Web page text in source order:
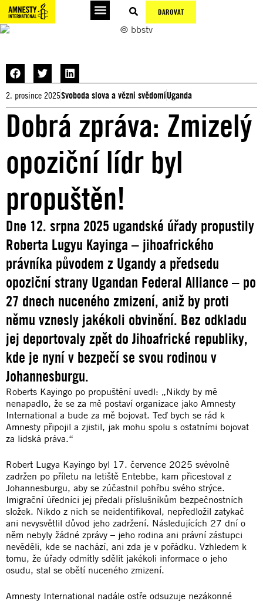
DAROVAT
2. prosince 2025Svoboda slova a vězni svědomíUganda
Dobrá zpráva: Zmizelý
opoziční lídr byl
propuštěn!
Dne 12. srpna 2025 ugandské úřady propustily
Roberta Lugyu Kayinga – jihoafrického
právníka původem z Ugandy a předsedu
opoziční strany Ugandan Federal Alliance – po
27 dnech nuceného zmizení, aniž by proti
němu vznesly jakékoli obvinění. Bez odkladu
jej deportovaly zpět do Jihoafrické republiky,
kde je nyní v bezpečí se svou rodinou v
Johannesburgu.
Roberts Kayingo po propuštění uvedl: „Nikdy by mě
nenapadlo, že se za mě postaví organizace jako Amnesty
International a bude za mě bojovat. Teď bych se rád k
Amnesty připojil a zjistil, jak mohu spolu s ostatními bojovat
za lidská práva.“
Robert Lugya Kayingo byl 17. července 2025 svévolně
zadržen po příletu na letiště Entebbe, kam přicestoval z
Johannesburgu, aby se zúčastnil pohřbu svého strýce.
Imigrační úředníci jej předali příslušníkům bezpečnostních
složek. Nikdo z nich se neidentifikoval, nepředložil zatykač
ani nevysvětlil důvod jeho zadržení. Následujících 27 dní o
něm nebyly žádné zprávy – jeho rodina ani právní zástupci
nevěděli, kde se nachází, ani zda je v pořádku. Vzhledem k
tomu, že úřady odmítly sdělit jakékoli informace o jeho
osudu, stal se obětí nuceného zmizení.
Amnesty International nadále ostře odsuzuje nezákonné